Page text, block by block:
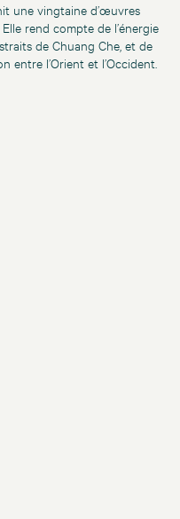
une vingtaine d’œuvres
rend compte de l’énergie
de Chuang Che, et de
entre l’Orient et l’Occident.